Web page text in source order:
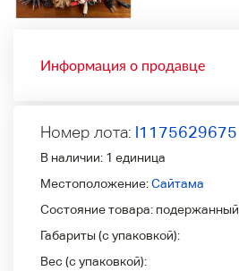
Информация о продавце
Номер лота: l1175629675
В наличии: 1 единица
Местоположение:Сайтама
Состояние товара: подержанный
Габариты (с упаковкой):
Вес (с упаковкой):